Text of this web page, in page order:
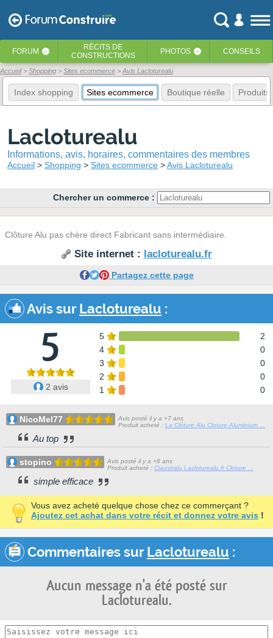
FORUM ‹ RÉCITS DE
CONSTRUCTIONS
PHOTOS ‹ CONSEILS
Accueil Shopping Sites ecommerce Avis Lacloturealu
Index shopping Sites ecommerce Boutique réelle Produits
Lacloturealu
Informations, avis, horaires, commentaires des membres
Accueil Shopping Sites ecommerce Avis Lacloturealu
Chercher un commerce :
Clôture Alu pas chère direct Fabricant sans intermédiaire.
Site internet : lacloturealu.fr
Partagez cette page
Avis surLacloturealu :
5
2 avis
5
2
4
0
3
0
2
0
1
0
NicoMel77
Avis posté il y a +7 ans
Produit acheté : La Clôture Alu Cloture Aluminium ...
Au top
stopino
Avis posté il y a +8 ans
Produit acheté : Claustralu Lacloturealu.fr Cloture ...
simple efficace
Vous avez acheté quelque chose chez ce commerçant ?
Ajoutez cet achat dans votre récit et donnez votre avis !
Commentaires surLacloturealu :
Aucun message n'a été posté sur
Lacloturealu.